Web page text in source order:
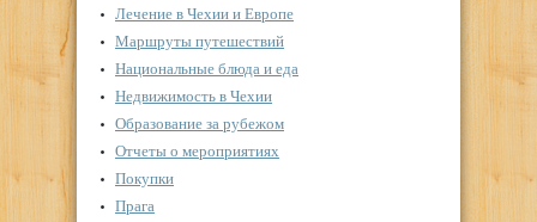
Лечение в Чехии и Европе
Маршруты путешествий
Национальные блюда и еда
Недвижимость в Чехии
Образование за рубежом
Отчеты о мероприятиях
Покупки
Прага